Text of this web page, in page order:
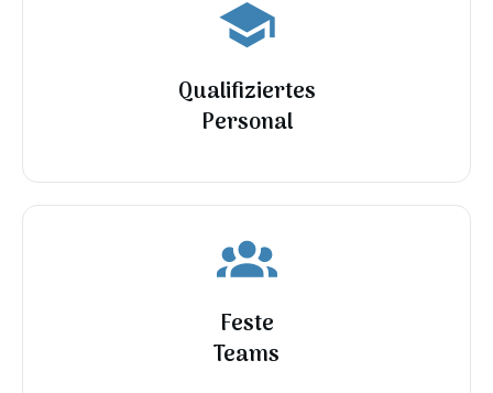
Qualifiziertes
Personal
Feste
Teams